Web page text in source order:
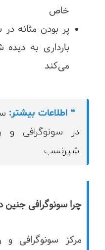
خاص
پر بودن مثانه در
بارداری به
می‌کند
❝ اطلاعات بیشتر:
در سونوگرافی و
شیرنسب
چرا سونوگرافی جنین
مرکز سونوگرافی و